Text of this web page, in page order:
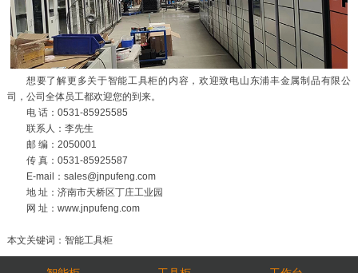
想要了解更多关于智能工具柜的内容，欢迎致电山东浦丰金属制品有限公
司，公司全体员工都欢迎您的到来。
电 话：0531-85925585
联系人：李先生
邮 编：2050001
传 真：0531-85925587
E-mail：sales@jnpufeng.com
地 址：济南市天桥区丁庄工业园
网 址：www.jnpufeng.com
本文关键词：智能工具柜